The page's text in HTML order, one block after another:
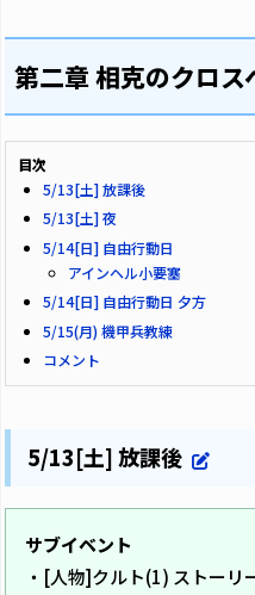
第二章 相克のクロ
目次
5/13[土] 放課後
5/13[土] 夜
5/14[日] 自由行動日
アインヘル小要塞
5/14[日] 自由行動日 夕方
5/15(月) 機甲兵教練
コメント
5/13[土] 放課後
サブイベント
・[人物]クルト(1) ストーリ